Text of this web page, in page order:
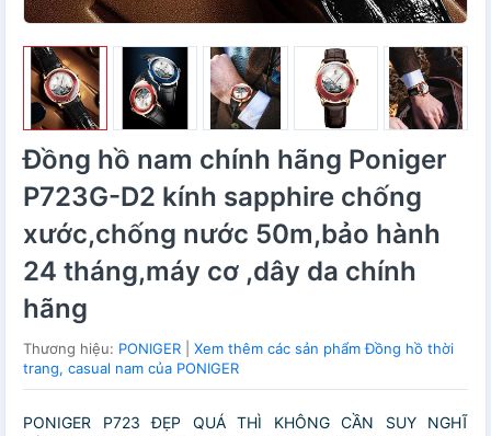
Đồng hồ nam chính hãng Poniger
P723G-D2 kính sapphire chống
xước,chống nước 50m,bảo hành
24 tháng,máy cơ ,dây da chính
hãng
Thương hiệu: PONIGER
Xem thêm các sản phẩm Đồng hồ thời
trang, casual nam của PONIGER
PONIGER P723 ĐẸP QUÁ THÌ KHÔNG CẦN SUY NGHĨ